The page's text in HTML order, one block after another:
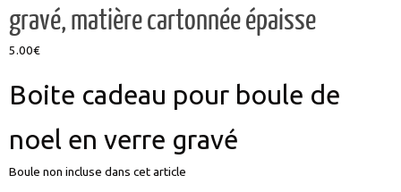
gravé, matière cartonnée épaisse
5.00€
Boite cadeau pour boule de
noel en verre gravé
Boule non incluse dans cet article